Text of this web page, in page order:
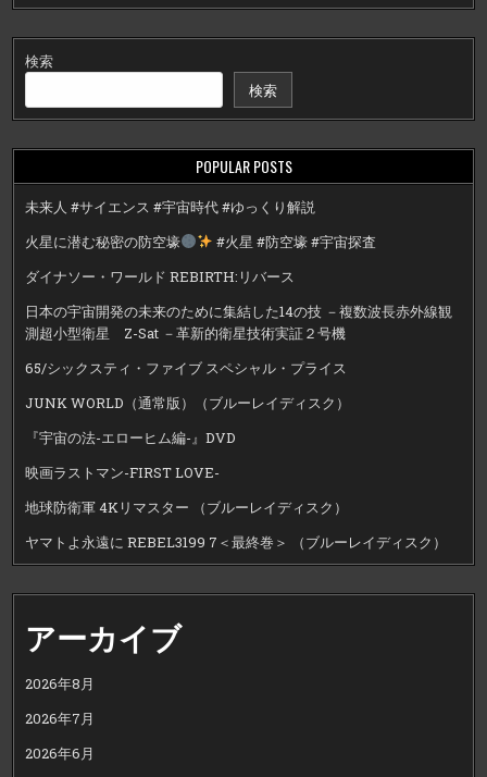
検索
検索
POPULAR POSTS
未来人 #サイエンス #宇宙時代 #ゆっくり解説
火星に潜む秘密の防空壕
#火星 #防空壕 #宇宙探査
ダイナソー・ワールド REBIRTH:リバース
日本の宇宙開発の未来のために集結した14の技 －複数波長赤外線観
測超小型衛星 Z-Sat －革新的衛星技術実証２号機
65/シックスティ・ファイブ スペシャル・プライス
JUNK WORLD（通常版）（ブルーレイディスク）
『宇宙の法-エローヒム編-』DVD
映画ラストマン-FIRST LOVE-
地球防衛軍 4Kリマスター （ブルーレイディスク）
ヤマトよ永遠に REBEL3199 7＜最終巻＞ （ブルーレイディスク）
アーカイブ
2026年8月
2026年7月
2026年6月